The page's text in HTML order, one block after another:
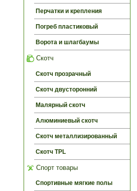
Перчатки и крепления
Погреб пластиковый
Ворота и шлагбаумы
Скотч
Скотч прозрачный
Скотч двусторонний
Малярный скотч
Алюминиевый скотч
Скотч металлизированный
Скотч TPL
Спорт товары
Спортивные мягкие полы